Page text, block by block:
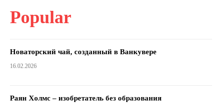
Popular
Новаторский чай, созданный в Ванкувере
16.02.2026
Раян Холмс – изобретатель без образования